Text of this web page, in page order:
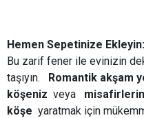
Hemen Sepetinize Ekleyin:
Bu zarif fener ile evinizin
taşıyın. Romantik akşam
köşeniz veya
köşe yaratmak için